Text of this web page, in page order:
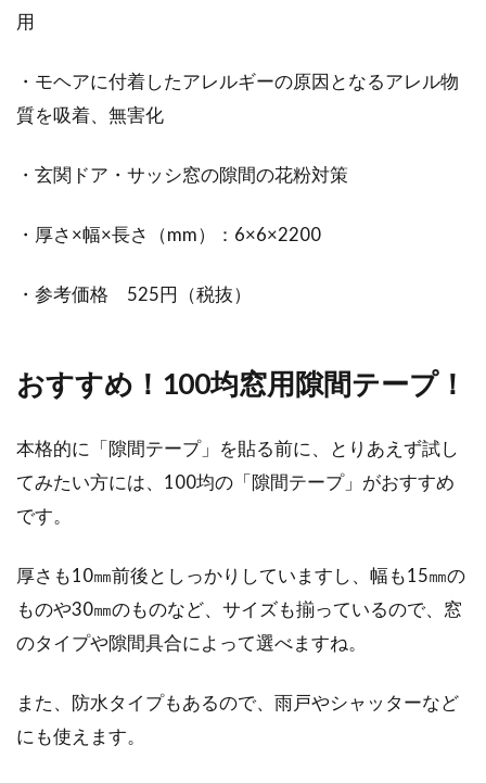
用
・モヘアに付着したアレルギーの原因となるアレル物
質を吸着、無害化
・玄関ドア・サッシ窓の隙間の花粉対策
・厚さ×幅×長さ（mm）：6×6×2200
・参考価格 525円（税抜）
おすすめ！100均窓用隙間テープ！
本格的に「隙間テープ」を貼る前に、とりあえず試し
てみたい方には、100均の「隙間テープ」がおすすめ
です。
厚さも10㎜前後としっかりしていますし、幅も15㎜の
ものや30㎜のものなど、サイズも揃っているので、窓
のタイプや隙間具合によって選べますね。
また、防水タイプもあるので、雨戸やシャッターなど
にも使えます。